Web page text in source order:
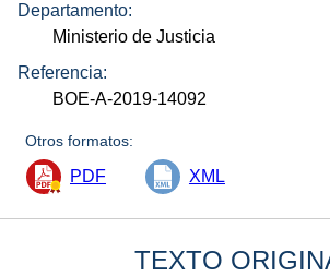
Departamento:
Ministerio de Justicia
Referencia:
BOE-A-2019-14092
Otros formatos:
PDF XML
TEXTO